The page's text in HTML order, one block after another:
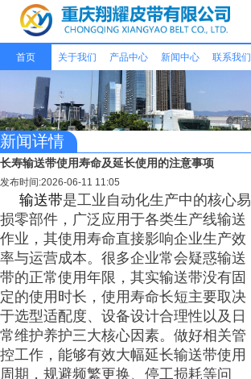
首页 关于我们 产品中心 新闻中心 联系我们
新闻详情
长寿输送带使用寿命及延长使用的注意事项
发布时间:2026-06-11 11:05
输送带是工业自动化生产中的核心易
损零部件，广泛应用于各类生产线输送
作业，其使用寿命直接影响企业生产效
率与运营成本。很多企业常会疑惑输送
带的正常使用年限，其实输送带没有固
定的使用时长，使用寿命长短主要取决
于选型适配度、设备设计合理性以及日
常维护养护三大核心因素。做好相关管
控工作，能够有效大幅延长输送带使用
周期，规避频繁更换、停工损耗等问